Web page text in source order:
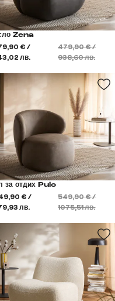
Zena
€ /
лв.
479,90 € /
938,60 лв.
за отдих Pulo
€ /
лв.
549,90 € /
1075,51 лв.